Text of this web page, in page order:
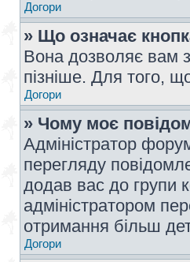
Догори
» Що означає
Вона дозволяє вам
пізніше. Для того,
Догори
» Чому моє
Адміністратор
перегляду
додав вас до групи
адміністратором
отримання більш
Догори